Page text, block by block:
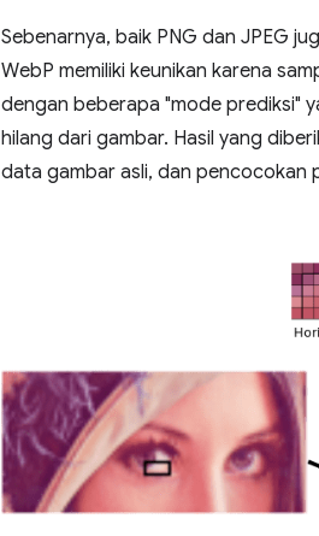
Sebenarnya, baik PNG dan JPEG
WebP memiliki keunikan karena
dengan beberapa "mode prediksi"
hilang dari gambar. Hasil yang
data gambar asli, dan pencocokan